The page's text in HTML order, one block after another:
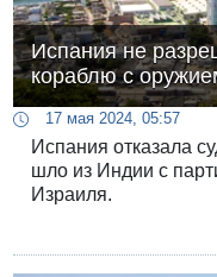
Испания не
кораблю с
17 мая 2024, 05:57
Испания отказала
шло из Индии с
Израиля.